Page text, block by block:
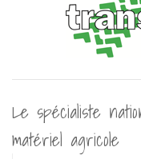
Le spécialiste
matériel agricole